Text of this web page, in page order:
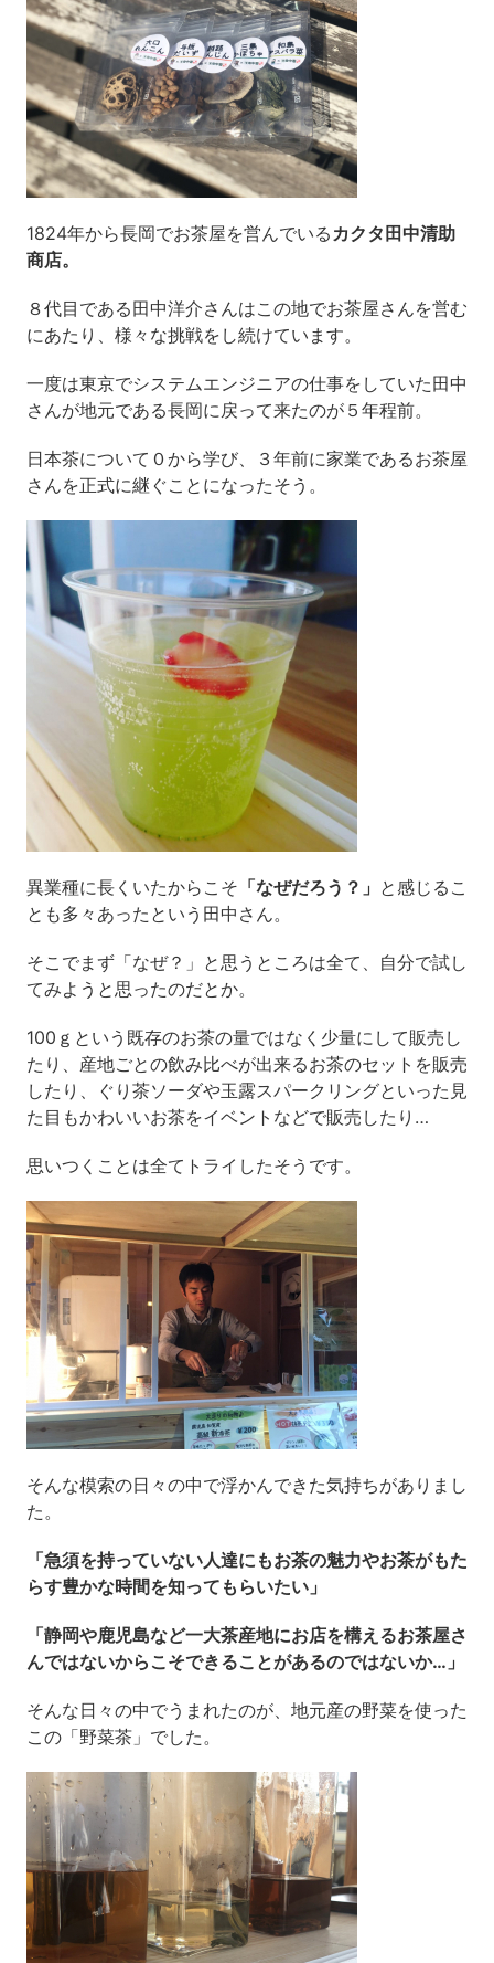
1824年から長岡でお茶屋を営んでいる カクタ田中清助
商店。
８代目である田中洋介さんはこの地でお茶屋さんを営む
にあたり、様々な挑戦をし続けています。
一度は東京でシステムエンジニアの仕事をしていた田中
さんが地元である長岡に戻って来たのが５年程前。
日本茶について０から学び、３年前に家業であるお茶屋
さんを正式に継ぐことになったそう。
異業種に長くいたからこそ 「なぜだろう？」 と感じるこ
とも多々あったという田中さん。
そこでまず「なぜ？」と思うところは全て、自分で試し
てみようと思ったのだとか。
100ｇという既存のお茶の量ではなく少量にして販売し
たり、産地ごとの飲み比べが出来るお茶のセットを販売
したり、ぐり茶ソーダや玉露スパークリングといった見
た目もかわいいお茶をイベントなどで販売したり…
思いつくことは全てトライしたそうです。
そんな模索の日々の中で浮かんできた気持ちがありまし
た。
「急須を持っていない人達にもお茶の魅力やお茶がもた
らす豊かな時間を知ってもらいたい」
「静岡や鹿児島など一大茶産地にお店を構えるお茶屋さ
んではないからこそできることがあるのではないか…」
そんな日々の中でうまれたのが、地元産の野菜を使った
この「野菜茶」でした。